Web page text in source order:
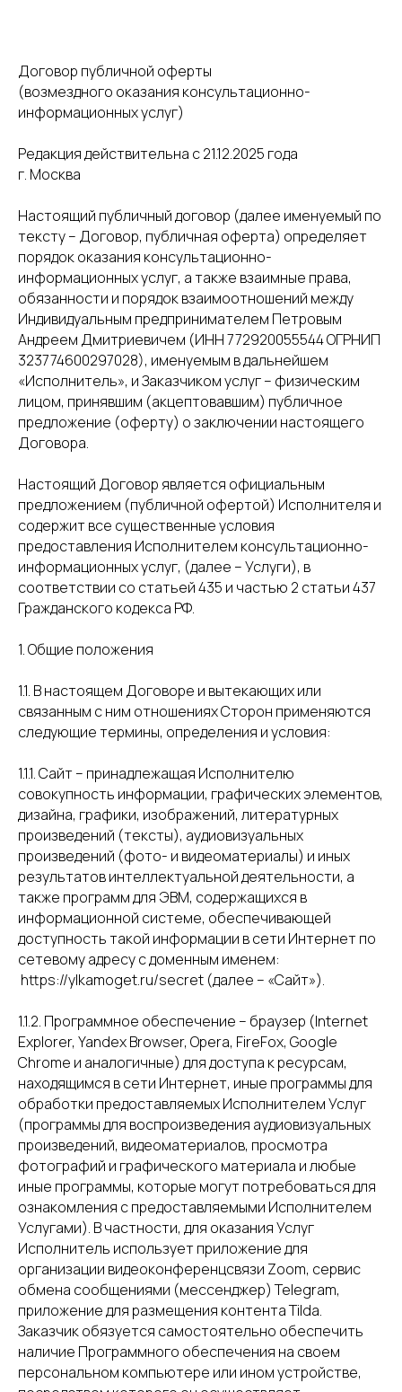
Договор публичной оферты
(возмездного оказания консультационно-
информационных услуг)
Редакция действительна с 21.12.2025 года
г. Москва
Настоящий публичный договор (далее именуемый по
тексту – Договор, публичная оферта) определяет
порядок оказания консультационно-
информационных услуг, а также взаимные права,
обязанности и порядок взаимоотношений между
Индивидуальным предпринимателем Петровым
Андреем Дмитриевичем (ИНН 772920055544 ОГРНИП
323774600297028), именуемым в дальнейшем
«Исполнитель», и Заказчиком услуг – физическим
лицом, принявшим (акцептовавшим) публичное
предложение (оферту) о заключении настоящего
Договора.
Настоящий Договор является официальным
предложением (публичной офертой) Исполнителя и
содержит все существенные условия
предоставления Исполнителем консультационно-
информационных услуг, (далее – Услуги), в
соответствии со статьей 435 и частью 2 статьи 437
Гражданского кодекса РФ.
1. Общие положения
1.1. В настоящем Договоре и вытекающих или
связанным с ним отношениях Сторон применяются
следующие термины, определения и условия:
1.1.1. Сайт – принадлежащая Исполнителю
совокупность информации, графических элементов,
дизайна, графики, изображений, литературных
произведений (тексты), аудиовизуальных
произведений (фото- и видеоматериалы) и иных
результатов интеллектуальной деятельности, а
также программ для ЭВМ, содержащихся в
информационной системе, обеспечивающей
доступность такой информации в сети Интернет по
сетевому адресу с доменным именем:
https://ylkamoget.ru/secret (далее – «Сайт»).
1.1.2. Программное обеспечение – браузер (Internet
Explorer, Yandex Browser, Opera, FireFox, Google
Chrome и аналогичные) для доступа к ресурсам,
находящимся в сети Интернет, иные программы для
обработки предоставляемых Исполнителем Услуг
(программы для воспроизведения аудиовизуальных
произведений, видеоматериалов, просмотра
фотографий и графического материала и любые
иные программы, которые могут потребоваться для
ознакомления с предоставляемыми Исполнителем
Услугами). В частности, для оказания Услуг
Исполнитель использует приложение для
организации видеоконференцсвязи Zoom, сервис
обмена сообщениями (мессенджер) Telegram,
приложение для размещения контента Tilda.
Заказчик обязуется самостоятельно обеспечить
наличие Программного обеспечения на своем
персональном компьютере или ином устройстве,